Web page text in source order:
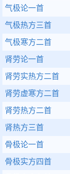
气极论一首
气极热方三首
气极寒方二首
肾劳论一首
肾劳实热方二首
肾劳虚寒方二首
肾劳热方二首
肾热方三首
骨极论一首
骨极实方四首